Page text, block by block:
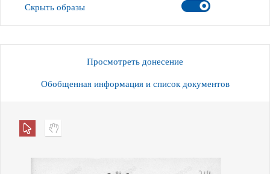
Скрыть образы
Просмотреть донесение
Обобщенная информация и список документов